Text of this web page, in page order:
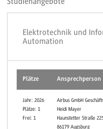
Elektrotechnik und
Automation
Plätze Ansprechperson
Jahr: 2026
Plätze: 1
Frei: 1
Airbus GmbH
Heidi Mayer
Haunstetter Straße
86179 Augsburg